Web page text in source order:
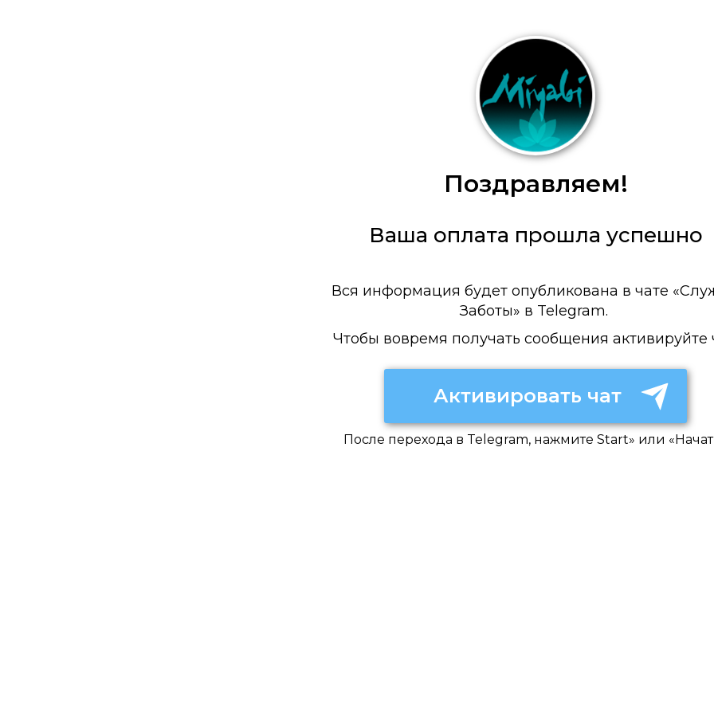
Поздравляем!
Ваша оплата прошла успешно
Вся информация будет опубликована в чате
Заботы» в Telegram.
Чтобы вовремя получать сообщения активируйте
Активировать чат
После перехода в Telegram, нажмите Start» или